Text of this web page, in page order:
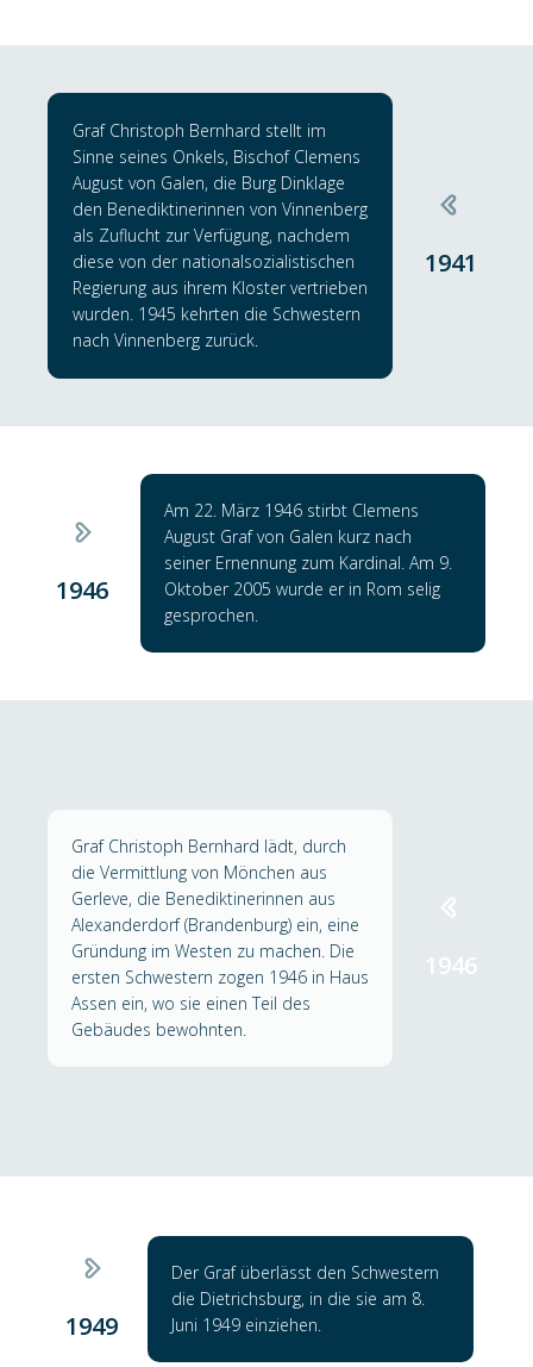
Graf Christoph Bernhard stellt im
Sinne seines Onkels, Bischof Clemens
August von Galen, die Burg Dinklage
den Benediktinerinnen von Vinnenberg
als Zuflucht zur Verfügung, nachdem
diese von der nationalsozialistischen
Regierung aus ihrem Kloster vertrieben
wurden. 1945 kehrten die Schwestern
nach Vinnenberg zurück.
1941
1946
Am 22. März 1946 stirbt Clemens
August Graf von Galen kurz nach
seiner Ernennung zum Kardinal. Am 9.
Oktober 2005 wurde er in Rom selig
gesprochen.
Graf Christoph Bernhard lädt, durch
die Vermittlung von Mönchen aus
Gerleve, die Benediktinerinnen aus
Alexanderdorf (Brandenburg) ein, eine
Gründung im Westen zu machen. Die
ersten Schwestern zogen 1946 in Haus
Assen ein, wo sie einen Teil des
Gebäudes bewohnten.
1946
1949
Der Graf überlässt den Schwestern
die Dietrichsburg, in die sie am 8.
Juni 1949 einziehen.